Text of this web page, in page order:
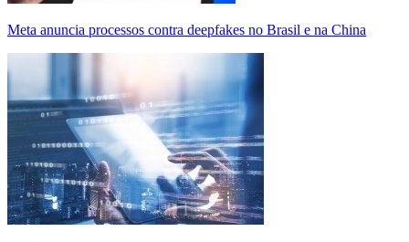
Meta anuncia processos contra deepfakes no Brasil e na China